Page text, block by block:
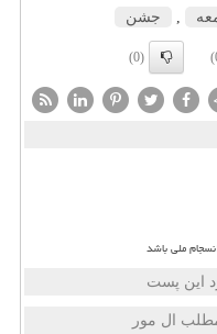
جشن
(0)
ملی باشد
این پست
ال مور